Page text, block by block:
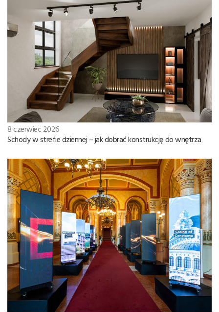
8 czerwiec 2026
Schody w strefie dziennej – jak dobrać konstrukcję do wnętrza